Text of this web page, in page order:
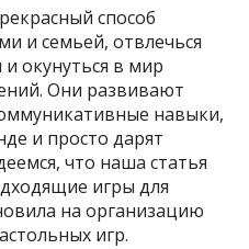
способ
и семьей, отвлечься
окунуться в мир
Они развивают
навыки,
и просто дарят
что наша статья
игры для
на организацию
игр.